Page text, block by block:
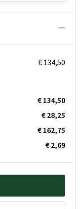
€ 134,50
€ 134,50
€ 28,25
€ 162,75
€ 2,69